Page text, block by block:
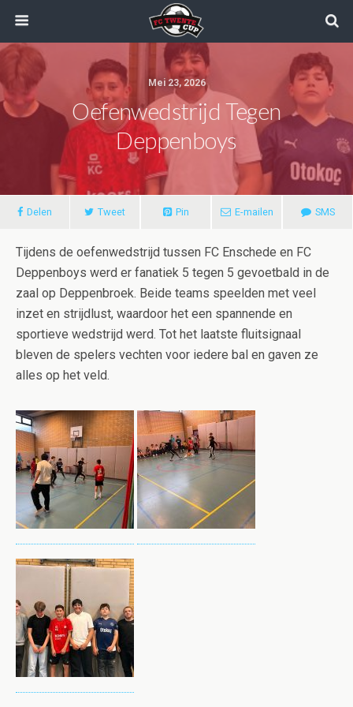
Mei 23, 2026
Oefenwedstrijd Tegen
Deppenboys
Delen Tweet Pin E-mailen SMS
Tijdens de oefenwedstrijd tussen FC Enschede en FC
Deppenboys werd er fanatiek 5 tegen 5 gevoetbald in de
zaal op Deppenbroek. Beide teams speelden met veel
inzet en strijdlust, waardoor het een spannende en
sportieve wedstrijd werd. Tot het laatste fluitsignaal
bleven de spelers vechten voor iedere bal en gaven ze
alles op het veld.